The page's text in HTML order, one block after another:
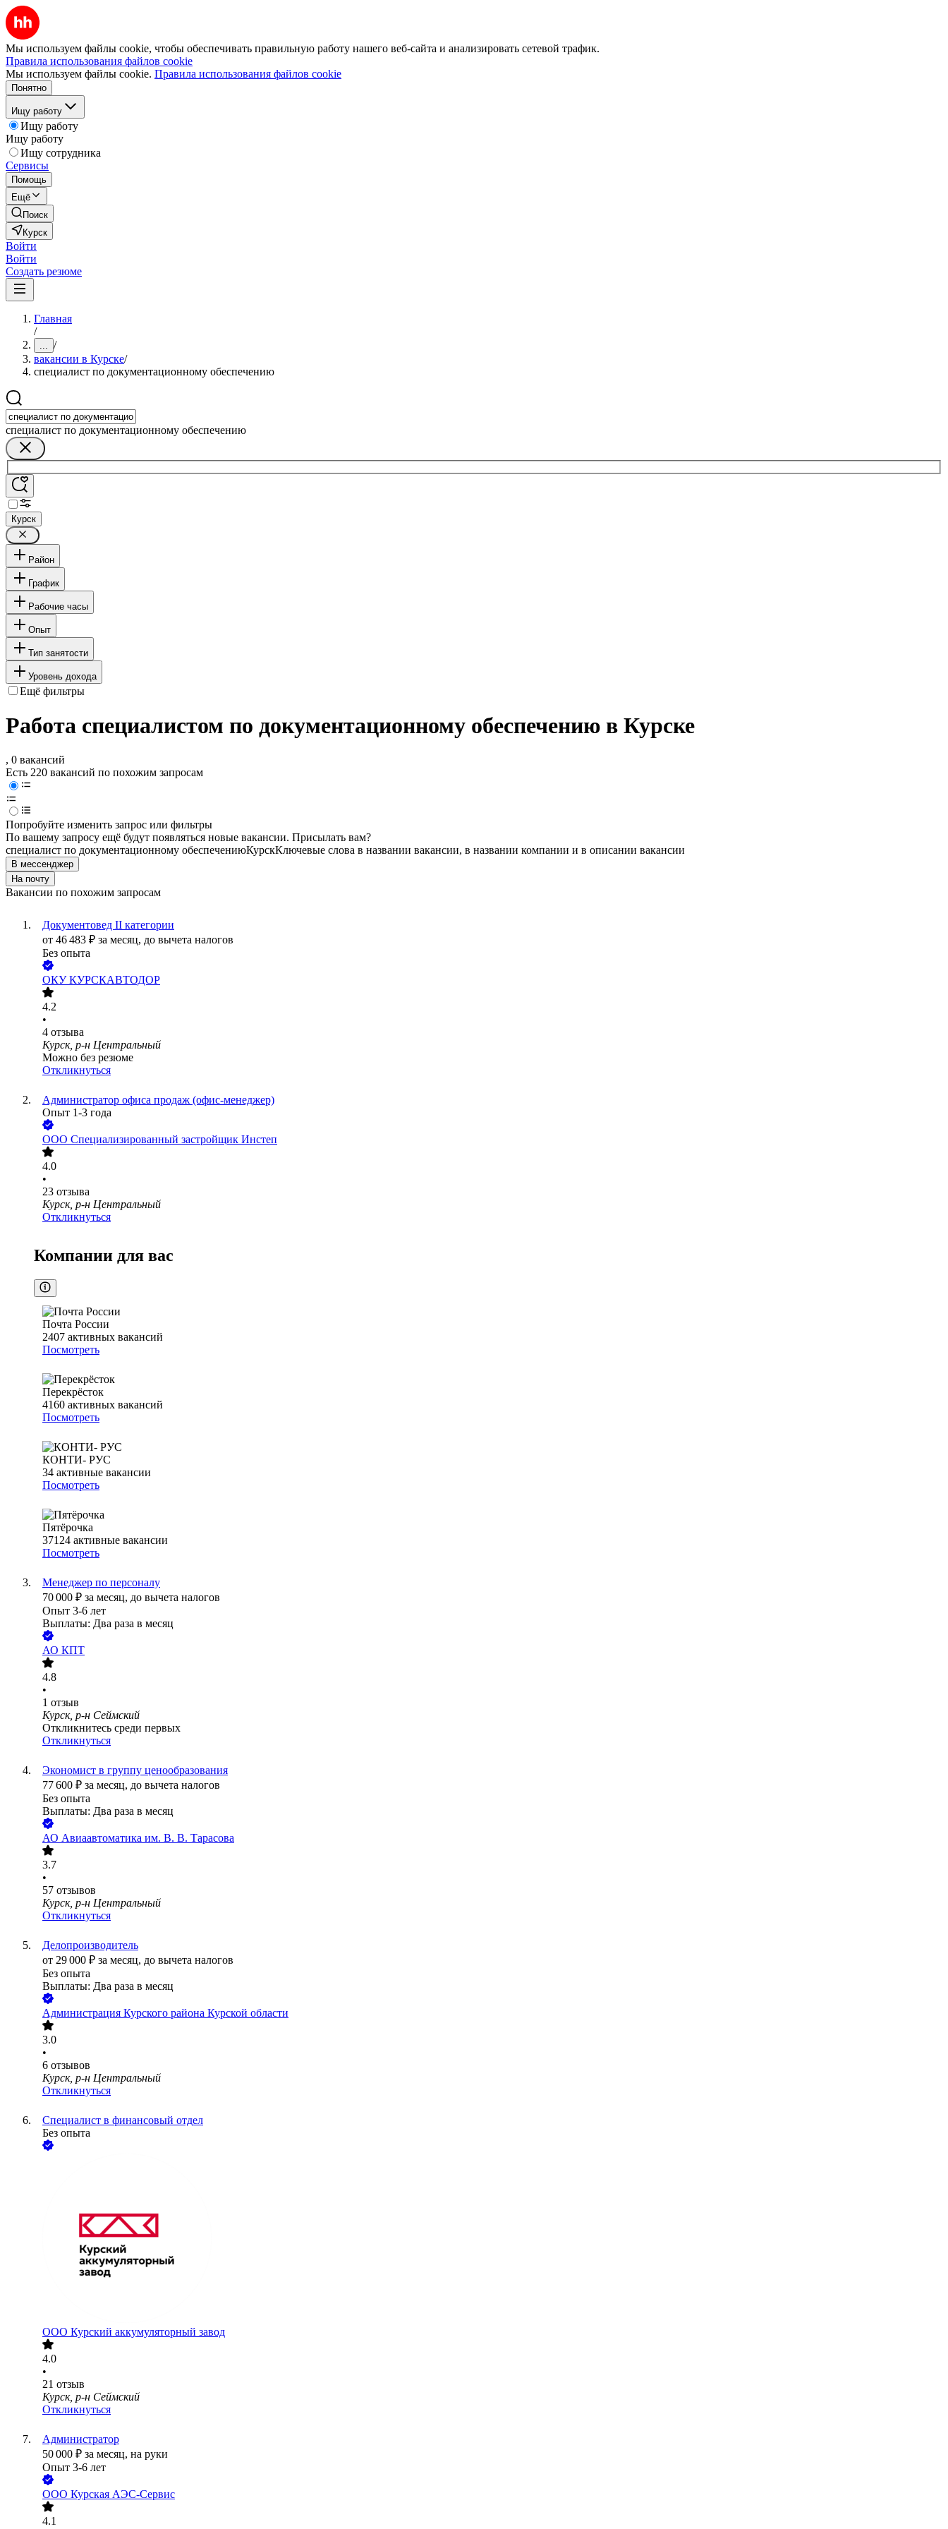
Мы используем файлы cookie, чтобы обеспечивать правильную работу нашего веб-сайта и анализировать сетевой трафик.
Правила использования файлов cookie
Мы используем файлы cookie. Правила использования файлов cookie
Понятно
Ищу работу
Ищу работу
Ищу работу
Ищу сотрудника
Сервисы
Помощь
Ещё
Поиск
Курск
Войти
Войти
Создать резюме
Главная
/
... /
вакансии в Курске/
специалист по документационному обеспечению
специалист по документационному обеспечению
Курск
Район
График
Рабочие часы
Опыт
Тип занятости
Уровень дохода
Ещё фильтры
Работа специалистом по документационному обеспечению в Курске
, 0 вакансий
Есть 220 вакансий по похожим запросам
Попробуйте изменить запрос или фильтры
По вашему запросу ещё будут появляться новые вакансии. Присылать вам?
специалист по документационному обеспечениюКурскКлючевые слова в названии вакансии, в названии компании и в описании вакансии
В мессенджер
На почту
Вакансии по похожим запросам
Документовед II категории
от 46 483 ₽ за месяц, до вычета налогов
Без опыта
ОКУ КУРСКАВТОДОР
4.2
•
4 отзыва
Курск, р-н Центральный
Можно без резюме
Откликнуться
Администратор офиса продаж (офис-менеджер)
Опыт 1-3 года
ООО Специализированный застройщик Инстеп
4.0
•
23 отзыва
Курск, р-н Центральный
Откликнуться
Компании для вас
Почта России
2407 активных вакансий
Посмотреть
Перекрёсток
4160 активных вакансий
Посмотреть
КОНТИ- РУС
34 активные вакансии
Посмотреть
Пятёрочка
37124 активные вакансии
Посмотреть
Менеджер по персоналу
70 000 ₽ за месяц, до вычета налогов
Опыт 3-6 лет
Выплаты: Два раза в месяц
АО КПТ
4.8
•
1 отзыв
Курск, р-н Сеймский
Откликнитесь среди первых
Откликнуться
Экономист в группу ценообразования
77 600 ₽ за месяц, до вычета налогов
Без опыта
Выплаты: Два раза в месяц
АО Авиаавтоматика им. В. В. Тарасова
3.7
•
57 отзывов
Курск, р-н Центральный
Откликнуться
Делопроизводитель
от 29 000 ₽ за месяц, до вычета налогов
Без опыта
Выплаты: Два раза в месяц
Администрация Курского района Курской области
3.0
•
6 отзывов
Курск, р-н Центральный
Откликнуться
Специалист в финансовый отдел
Без опыта
ООО Курский аккумуляторный завод
4.0
•
21 отзыв
Курск, р-н Сеймский
Откликнуться
Администратор
50 000 ₽ за месяц, на руки
Опыт 3-6 лет
ООО Курская АЭС-Сервис
4.1